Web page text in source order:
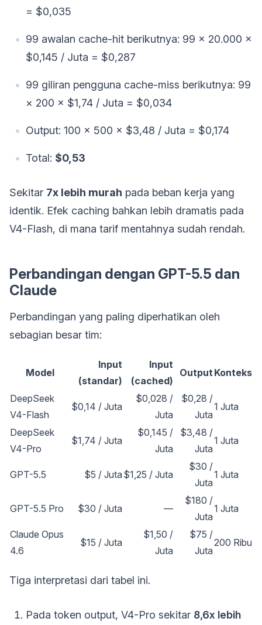
= $0,035
99 awalan cache-hit berikutnya: 99 × 20.000 ×
$0,145 / Juta = $0,287
99 giliran pengguna cache-miss berikutnya: 99
× 200 × $1,74 / Juta = $0,034
Output: 100 × 500 × $3,48 / Juta = $0,174
Total: $0,53
Sekitar 7x lebih murah pada beban kerja yang
identik. Efek caching bahkan lebih dramatis pada
V4-Flash, di mana tarif mentahnya sudah rendah.
Perbandingan dengan GPT-5.5 dan
Claude
Perbandingan yang paling diperhatikan oleh
sebagian besar tim:
Model
Input
(standar)
Input
(cached)
Output Konteks
DeepSeek
V4-Flash
$0,14 / Juta
$0,028 /
Juta
$0,28 /
Juta
1 Juta
DeepSeek
V4-Pro
$1,74 / Juta
$0,145 /
Juta
$3,48 /
Juta
1 Juta
GPT-5.5 $5 / Juta $1,25 / Juta
$30 /
Juta
1 Juta
GPT-5.5 Pro $30 / Juta —
$180 /
Juta
1 Juta
Claude Opus
4.6
$15 / Juta
$1,50 /
Juta
$75 /
Juta
200 Ribu
Tiga interpretasi dari tabel ini.
Pada token output, V4-Pro sekitar 8,6x lebih